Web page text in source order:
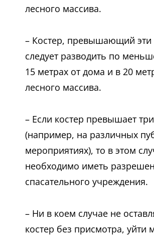
лесного массива.
– Костер, превышающий
следует разводить по
15 метрах от дома и в 20
лесного массива.
– Если костер превышает
(например, на различных
мероприятиях), то в этом
необходимо иметь
спасательного учреждения.
– Ни в коем случае не
костер без присмотра, уйти